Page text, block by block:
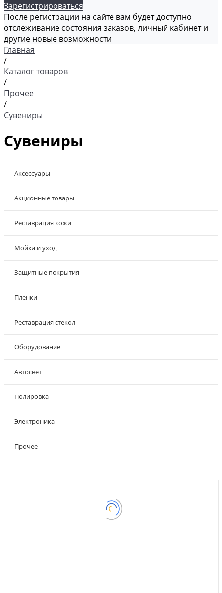
Зарегистрироваться
После регистрации на сайте вам будет доступно
отслеживание состояния заказов, личный кабинет и
другие новые возможности
Главная
/
Каталог товаров
/
Прочее
/
Сувениры
Сувениры
Аксессуары
Акционные товары
Реставрация кожи
Мойка и уход
Защитные покрытия
Пленки
Реставрация стекол
Оборудование
Автосвет
Полировка
Электроника
Прочее